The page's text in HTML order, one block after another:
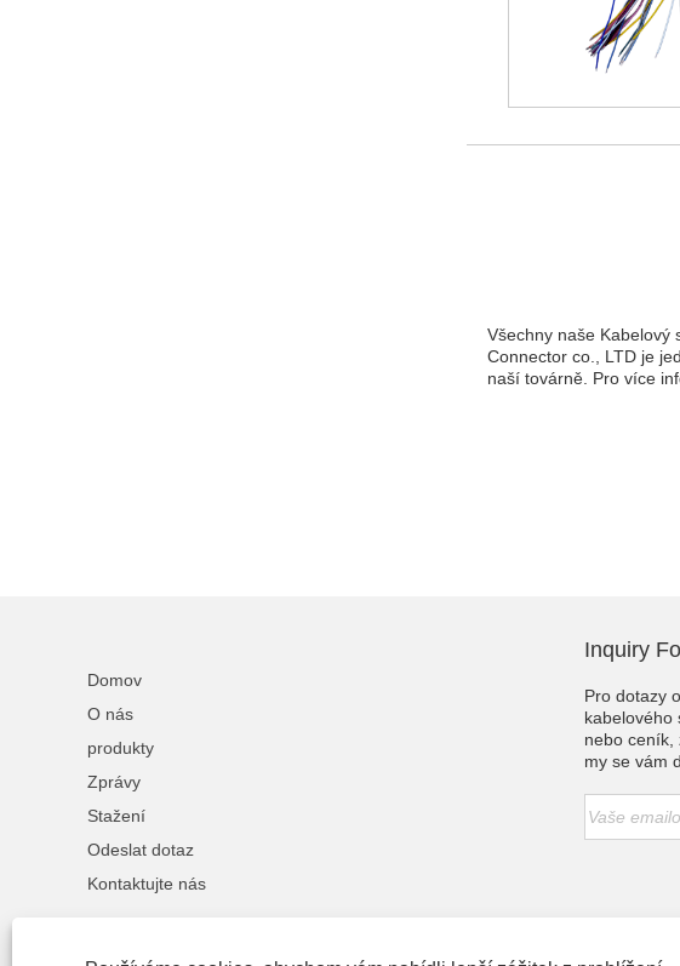
Všechny naše Kabelový
Connector co., LTD je
naší továrně. Pro více
Domov
O nás
produkty
Zprávy
Stažení
Odeslat dotaz
Kontaktujte nás
Inquiry
Pro dotazy
kabelového
nebo ceník,
my se vám